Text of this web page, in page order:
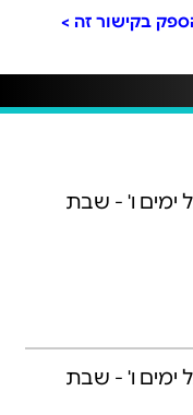
בקישור זה >
מגובה 11,000 רגל ימים ו' - שבת
מגובה 11,000 רגל ימים ו' - שבת